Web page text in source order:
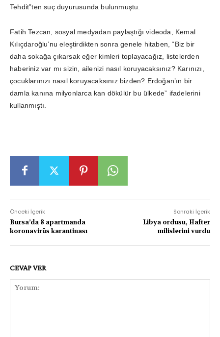
Tehdit”ten suç duyurusunda bulunmuştu.
Fatih Tezcan, sosyal medyadan paylaştığı videoda, Kemal
Kılıçdaroğlu’nu eleştirdikten sonra genele hitaben, “Biz bir
daha sokağa çıkarsak eğer kimleri toplayacağız, listelerden
haberiniz var mı sizin, ailenizi nasıl koruyacaksınız? Karınızı,
çocuklarınızı nasıl koruyacaksınız bizden? Erdoğan’ın bir
damla kanına milyonlarca kan dökülür bu ülkede” ifadelerini
kullanmıştı.
Önceki İçerik
Bursa’da 8 apartmanda
koronavirüs karantinası
Sonraki İçerik
Libya ordusu, Hafter
milislerini vurdu
CEVAP VER